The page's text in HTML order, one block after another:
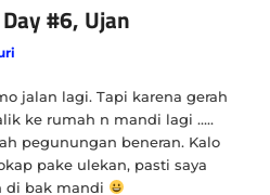
#6, Ujan
jalan lagi. Tapi karena gerah
ke rumah n mandi lagi …..
pegunungan beneran. Kalo
pake ulekan, pasti saya
di bak mandi